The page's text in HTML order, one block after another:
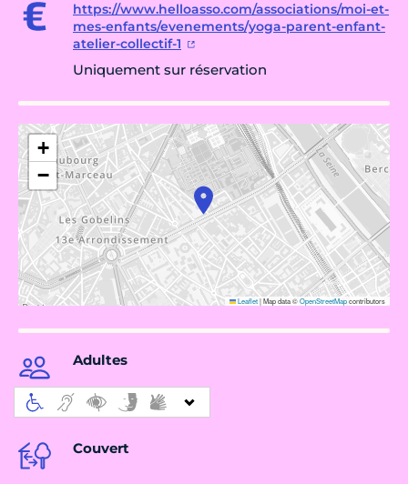
https://www.helloasso.com/associations/moi-et-
mes-enfants/evenements/yoga-parent-enfant-
atelier-collectif-1
Uniquement sur réservation
+
−
Leaflet|Map data ©OpenStreetMapcontributors
Adultes
Couvert